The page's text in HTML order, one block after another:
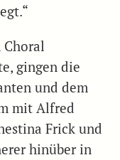
gingen die
und dem
mit Alfred
Frick und
hinüber in